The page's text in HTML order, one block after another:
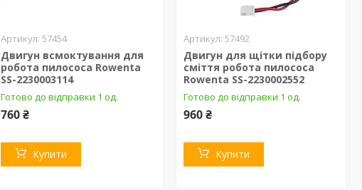
57454
Двигун всмоктування для
робота пилососа Rowenta
SS-2230003114
Готово до відправки 1 од.
760 ₴
Купити
57492
Двигун для щітки підбору
сміття робота пилососа
Rowenta SS-2230002552
Готово до відправки 1 од.
960 ₴
Купити